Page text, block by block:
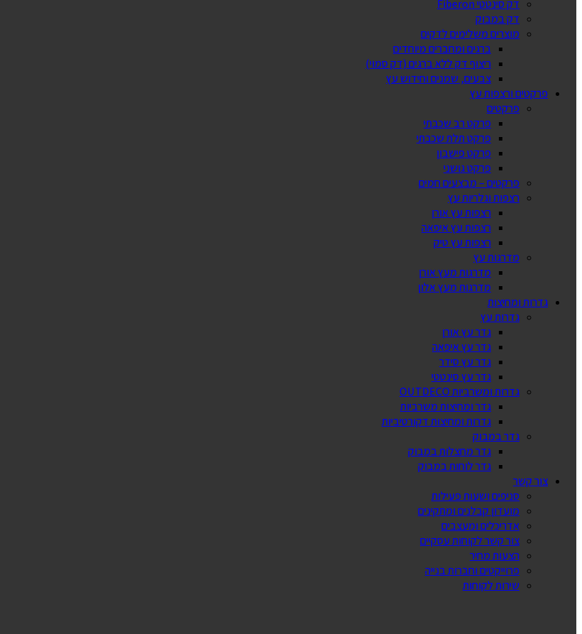
דק סינטטי Fiberon
דק במבוק
מוצרים משלימים לדקים
ברגים ומחברים מיוחדים
ריצוף דק ללא ברגים (דק סמוי)
צבעים, שמנים וחידוש עץ
פרקטים ורצפות עץ
פרקטים
פרקט רב שכבתי
פרקט תלת שכבתי
פרקט פישבון
פרקט גושני
פרקטים – מבצעים חמים
רצפות וגלריות עץ
רצפות עץ אורן
רצפות עץ איפאה
רצפות עץ טיק
מדרגות עץ
מדרגות מעץ אורן
מדרגות מעץ אלון
גדרות ומחיצות
גדרות עץ
גדר עץ אורן
גדר עץ איפאה
גדר עץ סידר
גדר עץ סינטטי
גדרות ומשרביות OUTDECO
גדר ומחיצות משרביות
גדרות ומחיצות דקורטיביות
גדר במבוק
גדר מחצלות במבוק
גדר לוחות במבוק
צור קשר
סניפים ושעות פעילות
מועדון קבלנים ומתקינים
אדריכלים ומעצבים
צור קשר לקוחות עסקיים
הצעות מחיר
פרוייקטים וחברות בנייה
שירות לקוחות